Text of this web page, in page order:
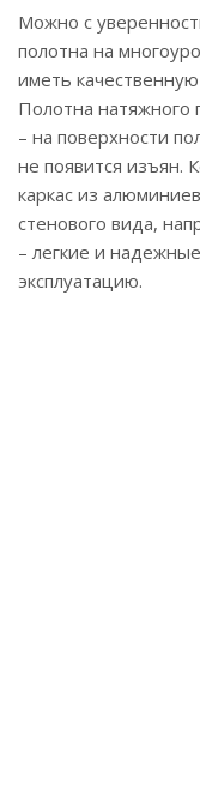
Можно с
полотна на
иметь
Полотна натяжного
– на поверхности
не появится изъян.
каркас из
стенового вида,
– легкие и
эксплуатацию.